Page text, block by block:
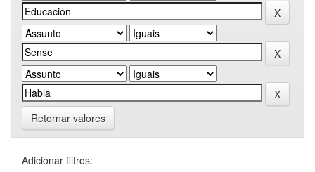
Retornar valores
Adicionar filtros: